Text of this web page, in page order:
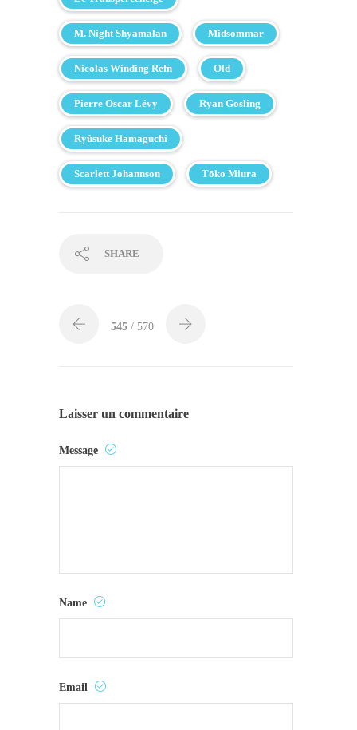
M. Night Shyamalan Midsommar
Nicolas Winding Refn Old
Pierre Oscar Lévy Ryan Gosling
Ryûsuke Hamaguchi
Scarlett Johannson Tōko Miura
SHARE
545 / 570
Laisser un commentaire
Message
Name
Email